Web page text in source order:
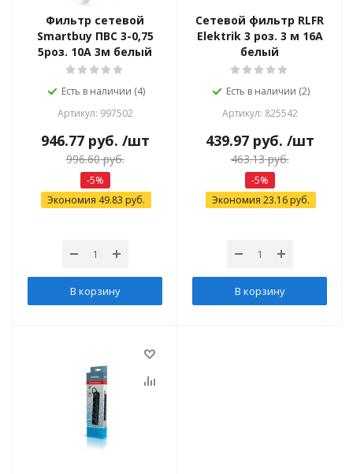
Фильтр сетевой
Smartbuy ПВС 3-0,75
5роз. 10А 3м белый
Есть в наличии (4)
Артикул: 997502
946.77руб. /шт
996.60руб.
-5%
Экономия 49.83 руб.
В корзину
Сетевой фильтр RLFR
Elektrik 3 роз. 3 м 16А
белый
Есть в наличии (2)
Артикул: 825542
439.97руб. /шт
463.13руб.
-5%
Экономия 23.16 руб.
В корзину